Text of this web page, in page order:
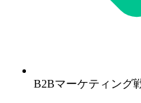
B2Bマーケティング